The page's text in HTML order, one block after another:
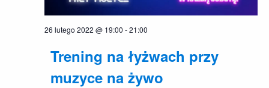
26 lutego 2022 @ 19:00 -21:00
Trening na łyżwach przy
muzyce na żywo